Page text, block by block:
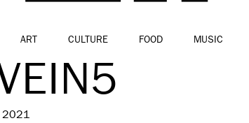
ART CULTURE FOOD MUSIC